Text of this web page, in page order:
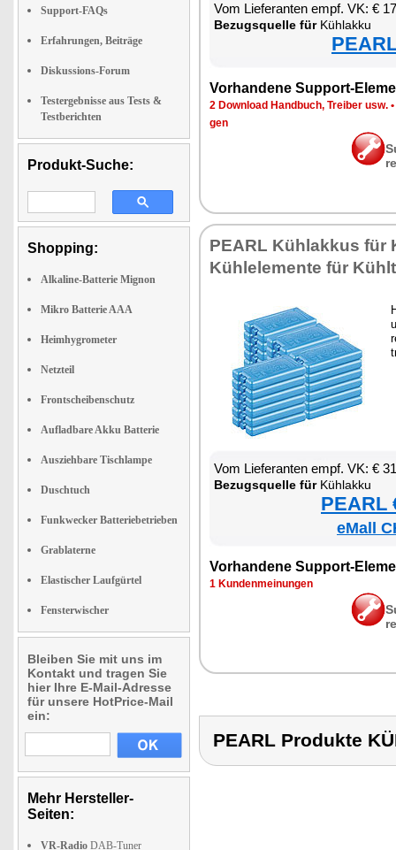
Support-FAQs
Erfahrungen, Beiträge
Diskussions-Forum
Testergebnisse aus Tests &
Testberichten
Produkt-Suche:
Shopping:
Alkaline-Batterie Mignon
Mikro Batterie AAA
Heimhygrometer
Netzteil
Frontscheibenschutz
Aufladbare Akku Batterie
Ausziehbare Tischlampe
Duschtuch
Funkwecker Batteriebetrieben
Grablaterne
Elastischer Laufgürtel
Fensterwischer
Bleiben Sie mit uns im
Kontakt und tragen Sie
hier Ihre E-Mail-Adresse
für unsere HotPrice-Mail
ein:
Mehr Hersteller-
Seiten:
VR-Radio DAB-Tuner
Vom Lie­fe­ran­ten empf. VK: €
Be­zugs­quel­le fürKühlak­ku
Vor­han­de­ne Sup­port-
2 Down­load Hand­buch, Trei­ber usw. •
gen
PEARL Kühlak­kus für
Küh­lele­men­te für
Vom Lie­fe­ran­ten empf. VK: €
Be­zugs­quel­le fürKühlak­ku
PEARL
eMall
Vor­han­de­ne Sup­port-
1 Kun­den­mei­nun­gen
PEARL Produkte